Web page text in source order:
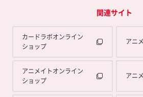
関連サイト
カードラボオンライン
ショップ
アニ
アニメイトオンライン
ショップ
アニ